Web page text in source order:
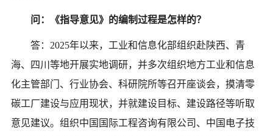
问：《指导意见》的编制过程是怎样的？
答： 2025年以来，工业和信息化部组织赴陕西、青
海、四川等地开展实地调研，并多次组织地方工业和信息
化主管部门、行业协会、科研院所等召开座谈会，摸清零
碳工厂建设与应用现状，并就建设目标、建设路径等听取
意见建议。组织中国国际工程咨询有限公司、中国电子技